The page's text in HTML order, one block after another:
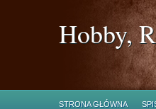
Hobby,
STRONA GŁÓWNA